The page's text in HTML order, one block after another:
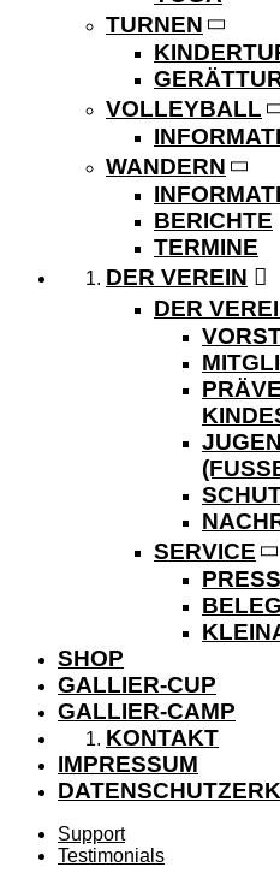
TURNEN
VOLLEYBALL
WANDERN
BERICHTE
TERMINE
DER VEREIN
DER
SERVICE
SHOP
GALLIER-CUP
GALLIER-CAMP
KONTAKT
IMPRESSUM
Support
Testimonials